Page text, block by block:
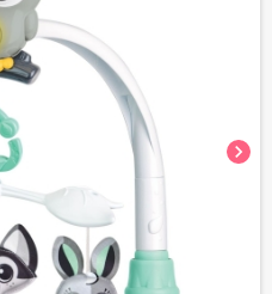
chevron_right